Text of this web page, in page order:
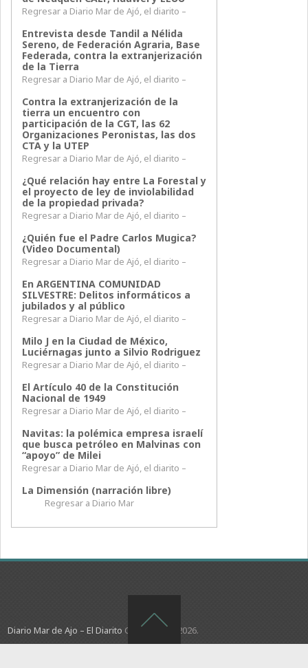
Regresar a Diario Mar de Ajó, el diarito –
Entrevista desde Tandil a Nélida
Sereno, de Federación Agraria, Base
Federada, contra la extranjerización
de la Tierra
Regresar a Diario Mar de Ajó, el diarito –
Contra la extranjerización de la
tierra un encuentro con
participación de la CGT, las 62
Organizaciones Peronistas, las dos
CTA y la UTEP
Regresar a Diario Mar de Ajó, el diarito –
¿Qué relación hay entre La Forestal y
el proyecto de ley de inviolabilidad
de la propiedad privada?
Regresar a Diario Mar de Ajó, el diarito –
¿Quién fue el Padre Carlos Mugica?
(Video Documental)
Regresar a Diario Mar de Ajó, el diarito –
En ARGENTINA COMUNIDAD
SILVESTRE: Delitos informáticos a
jubilados y al público
Regresar a Diario Mar de Ajó, el diarito –
Milo J en la Ciudad de México,
Luciérnagas junto a Silvio Rodriguez
Regresar a Diario Mar de Ajó, el diarito –
El Artículo 40 de la Constitución
Nacional de 1949
Regresar a Diario Mar de Ajó, el diarito –
Navitas: la polémica empresa israelí
que busca petróleo en Malvinas con
“apoyo” de Milei
Regresar a Diario Mar de Ajó, el diarito –
La Dimensión (narración libre)
Regresar a Diario Mar
Diario Mar de Ajo – El Diarito Copyright © 2026.